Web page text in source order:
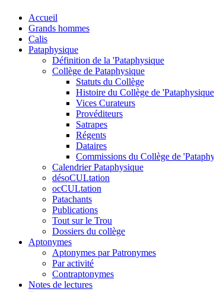
Accueil
Grands hommes
Calis
Pataphysique
Définition de la 'Pataphysique
Collège de Pataphysique
Statuts du Collège
Histoire du Collège de 'Pataphysique
Vices Curateurs
Provéditeurs
Satrapes
Régents
Dataires
Commissions du Collège de
Calendrier Pataphysique
désoCULtation
ocCULtation
Patachants
Publications
Tout sur le Trou
Dossiers du collège
Aptonymes
Aptonymes par Patronymes
Par activité
Contraptonymes
Notes de lectures